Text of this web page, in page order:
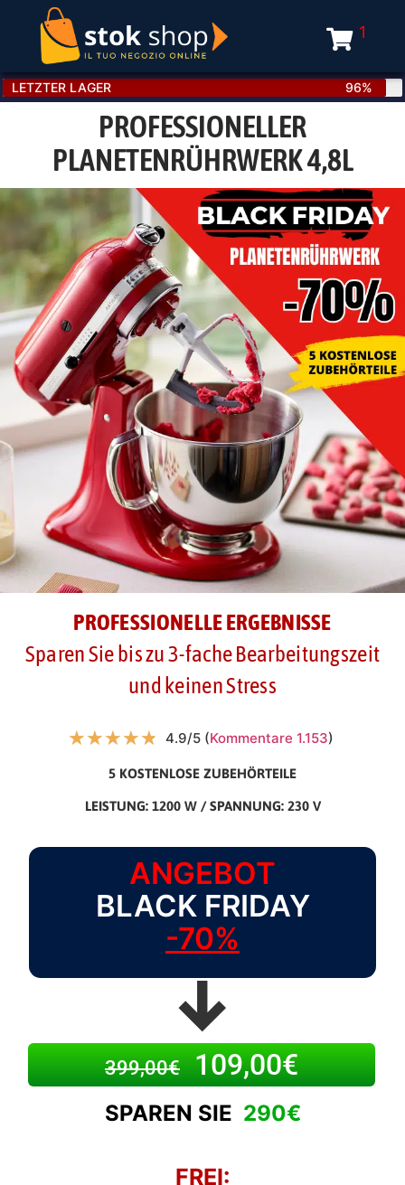
1
LETZTER LAGER 96%
PROFESSIONELLER
PLANETENRÜHRWERK 4,8L
PROFESSIONELLE ERGEBNISSE
Sparen Sie bis zu 3-fache Bearbeitungszeit
und keinen Stress
★★★★★ 4.9/5 (Kommentare 1.153)
5 KOSTENLOSE ZUBEHÖRTEILE
LEISTUNG: 1200 W / SPANNUNG: 230 V
ANGEBOT
BLACK FRIDAY
-70%
↓
399,00€109,00€
SPAREN SIE 290€
FREI: